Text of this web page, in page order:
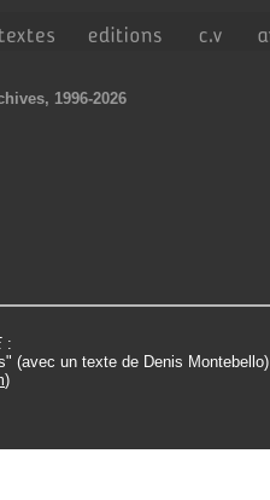
1996-2026
:
(avec un texte de Denis Montebello)
)